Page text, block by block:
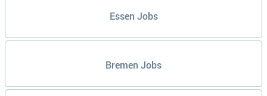
Essen Jobs
Bremen Jobs